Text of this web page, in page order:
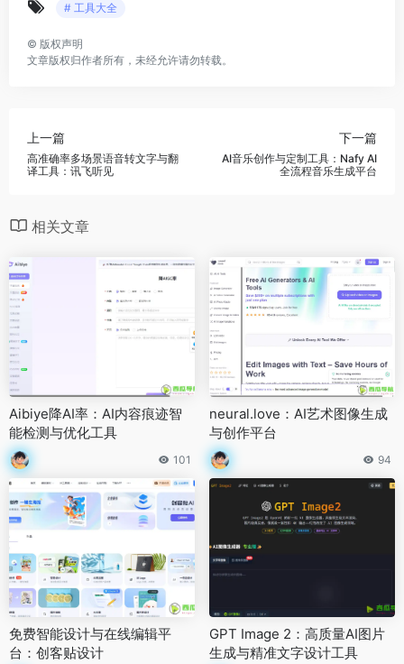
# 工具大全
© 版权声明
文章版权归作者所有，未经允许请勿转载。
上一篇
高准确率多场景语音转文字与翻
译工具：讯飞听见
下一篇
AI音乐创作与定制工具：Nafy AI
全流程音乐生成平台
相关文章
Aibiye降AI率：AI内容痕迹智
能检测与优化工具
101
neural.love：AI艺术图像生成
与创作平台
94
免费智能设计与在线编辑平
台：创客贴设计
GPT Image 2：高质量AI图片
生成与精准文字设计工具